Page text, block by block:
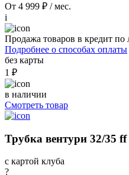
От 4 999 ₽ / мес.
i
Продажа товаров в кредит
Подробнее о способах оплаты
без карты
1 ₽
в наличии
Смотреть товар
Трубка вентури 32/35
с картой клуба
?